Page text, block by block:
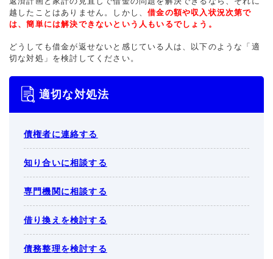
越したことはありません。しかし、借金の額や収入状況次第で
は、簡単には解決できないという人もいるでしょう。
どうしても借金が返せないと感じている人は、以下のような「適
切な対処」を検討してください。
適切な対処法
債権者に連絡する
知り合いに相談する
専門機関に相談する
借り換えを検討する
債務整理を検討する